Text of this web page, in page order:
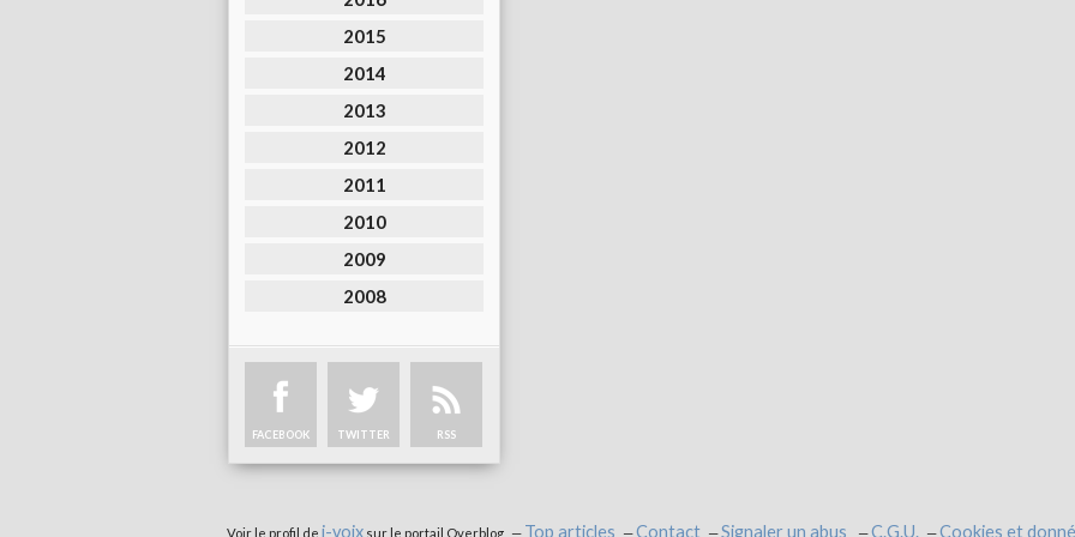
2015
2014
2013
2012
2011
2010
2009
2008
FACEBOOK TWITTER RSS
Voir le profil de i-voixsur le portail Overblog Top articles Contact Signaler un abus C.G.U. Cookies et